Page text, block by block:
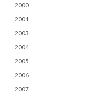
2000
2001
2003
2004
2005
2006
2007